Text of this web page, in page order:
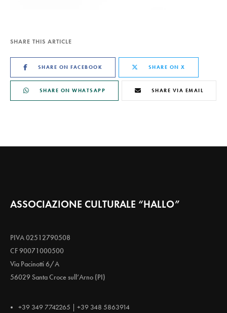
SHARE THIS ARTICLE
SHARE ON FACEBOOK SHARE ON X
SHARE ON WHATSAPP SHARE VIA EMAIL
ASSOCIAZIONE CULTURALE “HALLO”
PIVA 02512790508
CF 90071000500
Via Pacinotti 6/A
56029 Santa Croce sull’Arno (PI)
+39 349 7742265 | +39 348 5863914